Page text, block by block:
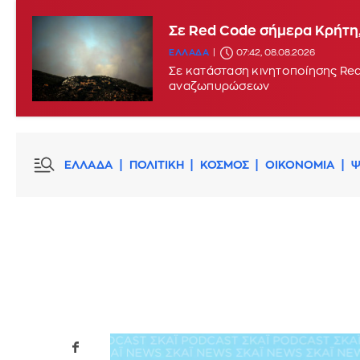
Σε Red Code σήμερα
ΕΛΛΑΔΑ 07:42, 08.08.2026
Σε κατάσταση κινητοποίησης
αναζωπυρώσεων
ΕΛΛΑΔΑ ΠΟΛΙΤΙΚΗ ΚΟΣΜΟΣ ΟΙΚΟΝΟΜΙΑ